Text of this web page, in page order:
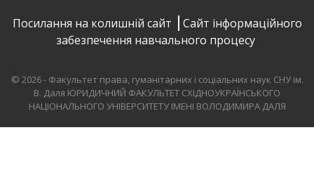
Посилання на колишній сайт
Сайт інформаційного
забезпечення навчального процесу
© 2026 - Факультет права, гуманітарних і соціальних наук СНУ ім.
В. Даля ЮРИДИЧНИЙ ФАКУЛЬТЕТ СХІДНОУКРАЇНСЬКОГО
НАЦІОНАЛЬНОГО УНІВЕРСИТЕТУ ІМЕНІ ВОЛОДИМИРА ДАЛЯ